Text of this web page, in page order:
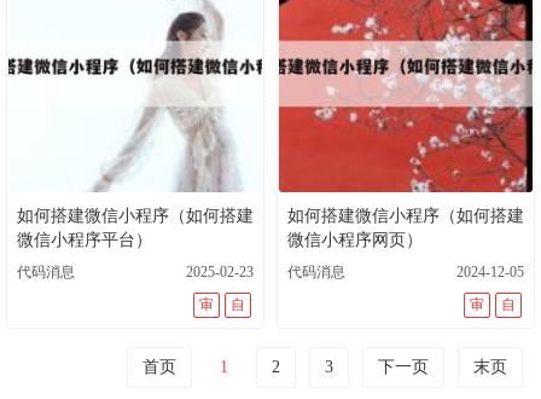
如何搭建微信小程序（如何搭建
微信小程序平台）
代码消息
2025-02-23
自
审
如何搭建微信小程序（如何搭建
微信小程序网页）
代码消息
2024-12-05
自
审
首页 1 2 3 下一页 末页